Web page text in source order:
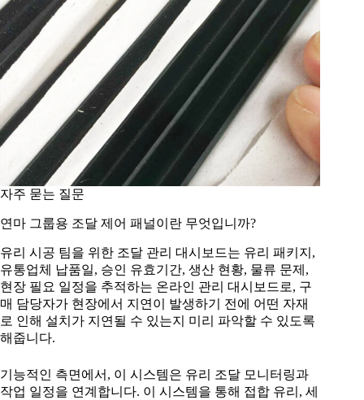
자주 묻는 질문
연마 그룹용 조달 제어 패널이란 무엇입니까?
유리 시공 팀을 위한 조달 관리 대시보드는 유리 패키지,
유통업체 납품일, 승인 유효기간, 생산 현황, 물류 문제,
현장 필요 일정을 추적하는 온라인 관리 대시보드로, 구
매 담당자가 현장에서 지연이 발생하기 전에 어떤 자재
로 인해 설치가 지연될 수 있는지 미리 파악할 수 있도록
해줍니다.
기능적인 측면에서, 이 시스템은 유리 조달 모니터링과
작업 일정을 연계합니다. 이 시스템을 통해 접합 유리, 세